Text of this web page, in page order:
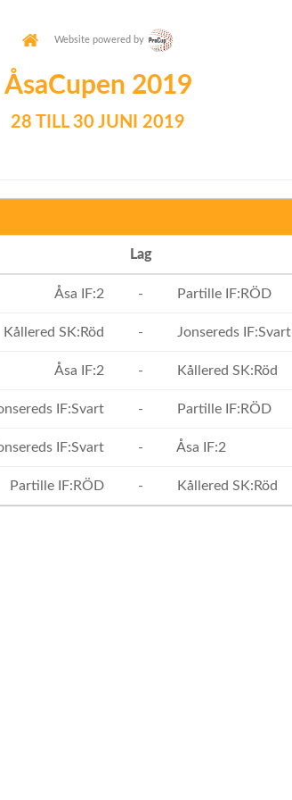
Website powered by
ÅsaCupen 2019
28 TILL 30 JUNI 2019
Lag
Åsa IF:2 - Partille IF:RÖD
Kållered SK:Röd - Jonsereds IF:Svart
Åsa IF:2 - Kållered SK:Röd
IF:Svart - Partille IF:RÖD
IF:Svart - Åsa IF:2
Partille IF:RÖD - Kållered SK:Röd